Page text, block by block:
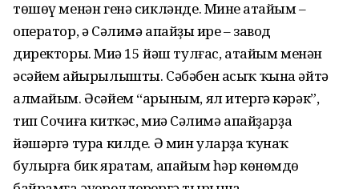
төшөү менән генә сикләнде. Минең атайым –
оператор, ә Сәлимә апайҙың ире – завод
директоры. Миңә 15 йәш тулғас, атайым менән
әсәйем айырылышты. Сәбәбен асыҡ ҡына әйтә
алмайым. Әсәйем “арыным, ял итергә кәрәк”,
тип Сочиға киткәс, миңә Сәлимә апайҙарҙа
йәшәргә тура килде. Ә мин уларҙа ҡунаҡ
булырға бик яратам, апайым һәр көнөмдө